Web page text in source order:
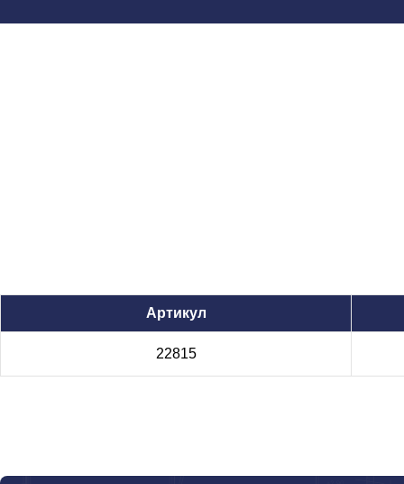
Артикул
22815